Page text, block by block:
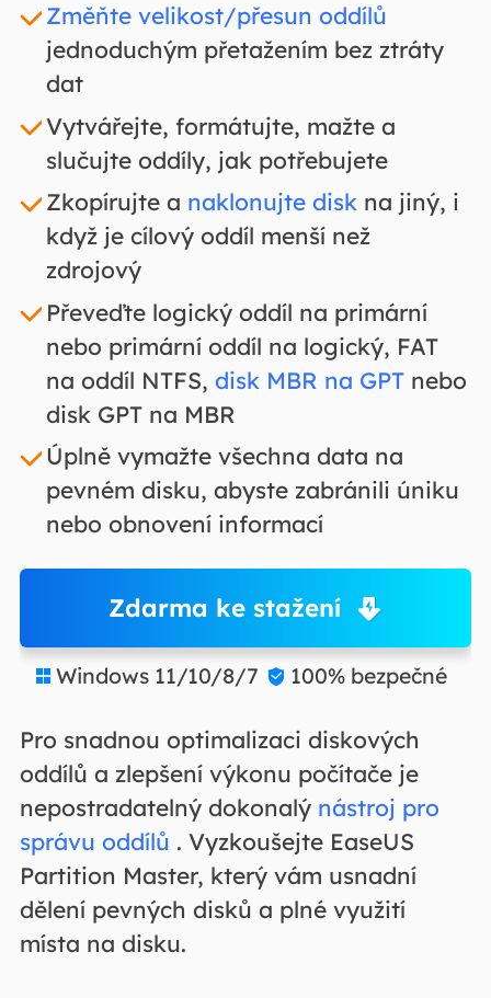
Změňte velikost/přesun oddílů
jednoduchým přetažením bez ztráty
dat
Vytvářejte, formátujte, mažte a
slučujte oddíly, jak potřebujete
Zkopírujte a naklonujte diskna jiný, i
když je cílový oddíl menší než
zdrojový
Převeďte logický oddíl na primární
nebo primární oddíl na logický, FAT
na oddíl NTFS, disk MBR na GPTnebo
disk GPT na MBR
Úplně vymažte všechna data na
pevném disku, abyste zabránili úniku
nebo obnovení informací
Zdarma ke stažení
 Windows 11/10/8/7  100% bezpečné
Pro snadnou optimalizaci diskových
oddílů a zlepšení výkonu počítače je
nepostradatelný dokonalý nástroj pro
správu oddílů . Vyzkoušejte EaseUS
Partition Master, který vám usnadní
dělení pevných disků a plné využití
místa na disku.